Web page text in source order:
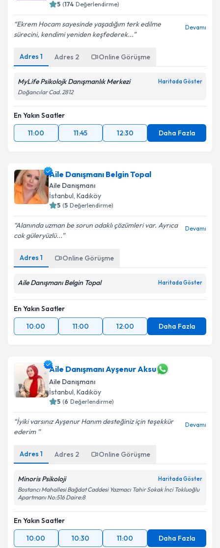
Kişisel verilerimin işlenmesine ilişkin
kapsamda işlenmesini kabul ediyorum.
Takvim Talebini Gönder
5 (174 Değerlendirme)
Ekrem Hocam sayesinde yaşadığım terk edilme
sürecini, kendimi yeniden keşfederek...
Devamı
Adres 1 Adres 2 Online Görüşme
MyLife Psikolojk Danışmanlık Merkezi Haritada Göster
Doğancılar Cad. 2812
En Yakın Saatler
11:00
11:45 12:30 Daha Fazla
Aile Danışmanı Belgin Topal
Aile Danışmanı
İstanbul, Kadıköy
5 (5 Değerlendirme)
Alanında uzman be sorun odaklı çözümleri var. Ayrıca
cok güleryüzlü...
Devamı
Adres 1 Online Görüşme
Aile Danışmanı Belgin Topal Haritada Göster
En Yakın Saatler
10:00
11:00 12:00 Daha Fazla
Aile Danışmanı Ayşenur Aksu
Aile Danışmanı
İstanbul, Kadıköy
5 (6 Değerlendirme)
İyiki varsınız Ayşenur Hanım desteğiniz için teşekkür
ederim ️
Devamı
Adres 1 Adres 2 Online Görüşme
Minoris Psikoloji Haritada Göster
Bostancı Mahallesi Bağdat Caddesi Yazmacı Tahir Sokak İnci Tokluoğlu
Apartmanı No:516 Daire:8
En Yakın Saatler
10:00
10:30 11:00 Daha Fazla